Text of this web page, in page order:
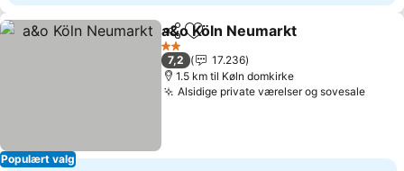
Populært valg
Del Føj til favoritter
a&o Köln Neumarkt
2 Stjerner
7,2
17.236
1.5 km til Køln domkirke
Alsidige private værelser og sovesaleSe